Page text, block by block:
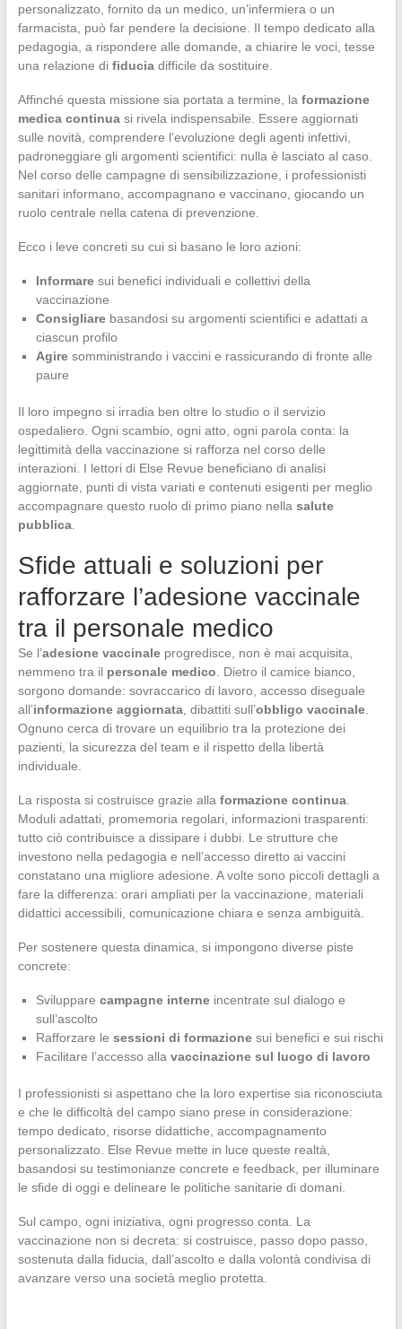
personalizzato, fornito da un medico, un’infermiera o un
farmacista, può far pendere la decisione. Il tempo dedicato alla
pedagogia, a rispondere alle domande, a chiarire le voci, tesse
una relazione di fiduciadifficile da sostituire.
Affinché questa missione sia portata a termine, la formazione
medica continuasi rivela indispensabile. Essere aggiornati
sulle novità, comprendere l’evoluzione degli agenti infettivi,
padroneggiare gli argomenti scientifici: nulla è lasciato al caso.
Nel corso delle campagne di sensibilizzazione, i professionisti
sanitari informano, accompagnano e vaccinano, giocando un
ruolo centrale nella catena di prevenzione.
Ecco i leve concreti su cui si basano le loro azioni:
Informaresui benefici individuali e collettivi della
vaccinazione
Consigliarebasandosi su argomenti scientifici e adattati a
ciascun profilo
Agiresomministrando i vaccini e rassicurando di fronte alle
paure
Il loro impegno si irradia ben oltre lo studio o il servizio
ospedaliero. Ogni scambio, ogni atto, ogni parola conta: la
legittimità della vaccinazione si rafforza nel corso delle
interazioni. I lettori di Else Revue beneficiano di analisi
aggiornate, punti di vista variati e contenuti esigenti per meglio
accompagnare questo ruolo di primo piano nella salute
pubblica.
Sfide attuali e soluzioni per
rafforzare l’adesione vaccinale
tra il personale medico
Se l’adesione vaccinaleprogredisce, non è mai acquisita,
nemmeno tra il personale medico . Dietro il camice bianco,
sorgono domande: sovraccarico di lavoro, accesso diseguale
all’informazione aggiornata, dibattiti sull’obbligo vaccinale.
Ognuno cerca di trovare un equilibrio tra la protezione dei
pazienti, la sicurezza del team e il rispetto della libertà
individuale.
La risposta si costruisce grazie alla formazione continua.
Moduli adattati, promemoria regolari, informazioni trasparenti:
tutto ciò contribuisce a dissipare i dubbi. Le strutture che
investono nella pedagogia e nell’accesso diretto ai vaccini
constatano una migliore adesione. A volte sono piccoli dettagli a
fare la differenza: orari ampliati per la vaccinazione, materiali
didattici accessibili, comunicazione chiara e senza ambiguità.
Per sostenere questa dinamica, si impongono diverse piste
concrete:
Sviluppare campagne interneincentrate sul dialogo e
sull’ascolto
Rafforzare le sessioni di formazionesui benefici e sui rischi
Facilitare l’accesso alla vaccinazione sul luogo di lavoro
I professionisti si aspettano che la loro expertise sia riconosciuta
e che le difficoltà del campo siano prese in considerazione:
tempo dedicato, risorse didattiche, accompagnamento
personalizzato. Else Revue mette in luce queste realtà,
basandosi su testimonianze concrete e feedback, per illuminare
le sfide di oggi e delineare le politiche sanitarie di domani.
Sul campo, ogni iniziativa, ogni progresso conta. La
vaccinazione non si decreta: si costruisce, passo dopo passo,
sostenuta dalla fiducia, dall’ascolto e dalla volontà condivisa di
avanzare verso una società meglio protetta.